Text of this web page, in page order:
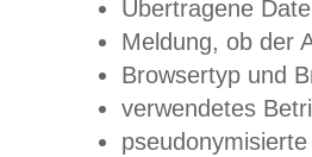
Übertragene
Meldung, ob der
Browsertyp und
verwendetes